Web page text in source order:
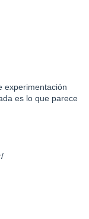
experimentación
es lo que parece